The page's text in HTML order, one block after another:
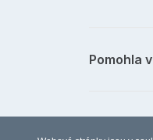
Pomohla